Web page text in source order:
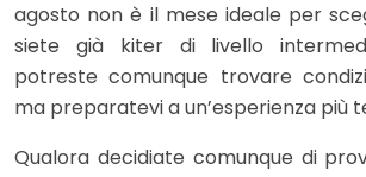
agosto non è il mese ideale per
siete già kiter di livello
potreste comunque trovare
ma preparatevi a un’esperienza più
Qualora decidiate comunque di